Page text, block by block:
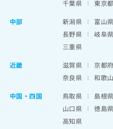
千葉県
東京都
中部
新潟県 富山県
長野県
岐阜県
三重県
近畿
滋賀県 京都府
奈良県
和歌
中国・四国
鳥取県 島根県
山口県
徳島県
高知県